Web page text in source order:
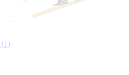
(1)